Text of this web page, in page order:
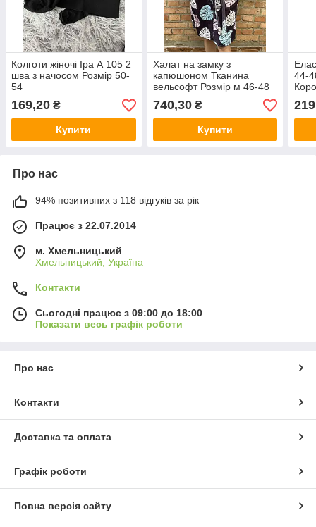
Колготи жіночі Іра А 105 2
шва з начосом Розмір 50-
54
169,20 ₴
Купити
Халат на замку з
капюшоном Тканина
вельсофт Розмір м 46-48
Л 48-50 Хл 52-54
740,30₴
Купити
44-
з
Про нас
94% позитивних з 118 відгуків за рік
Працює з 22.07.2014
м. Хмельницький
Хмельницький, Україна
Контакти
Сьогодні працює з 09:00 до 18:00
Показати весь графік роботи
Про нас
Контакти
Доставка та оплата
Графік роботи
Повна версія сайту